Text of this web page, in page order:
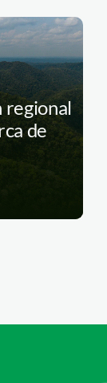
regional
de